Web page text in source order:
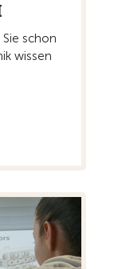
schon
wissen